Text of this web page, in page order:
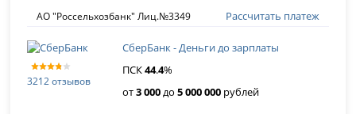
АО "Россельхозбанк" Лиц.№3349 Рассчитать платеж
3212 отзывов
СберБанк - Деньги до зарплаты
ПСК44.4%
от3 000до5 000 000 рублей